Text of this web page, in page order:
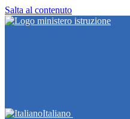
Salta al contenuto
Italiano